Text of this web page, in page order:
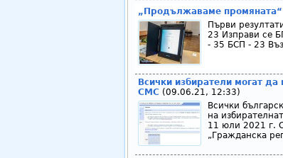
„Продължаваме
Първи
23 Изправи се
- 35 БСП - 23
Всички избиратели могат
СМС (09.06.21, 12:33)
Всички
на
11 юли 2021 г.
„Гражданска